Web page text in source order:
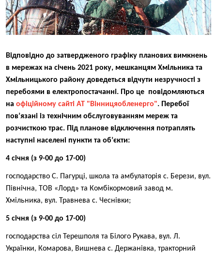
Відповідно до затвердженого графіку планових вимкнень
в мережах на січень 2021 року, мешканцям Хмільника та
Хмільницького району доведеться відчути незручності з
перебоями в електропостачанні. Про це повідомляються
на офіційному сайті АТ "Вінницяобленерго". Перебої
пов’язані із технічним обслуговуванням мереж та
розчисткою трас. Під планове відключення потраплять
наступні населені пункти та об’єкти:
4 січня (з 9-00 до 17-00)
господарство С. Пагурці, школа та амбулаторія с. Берези, вул.
Північна, ТОВ «Лорд» та Комбікормовий завод м.
Хмільника, вул. Травнева с. Чеснівки;
5 січня (з 9-00 до 17-00)
господарства сіл Терешполя та Білого Рукава, вул. Л.
Українки, Комарова, Вишнева с. Держанівка, тракторний